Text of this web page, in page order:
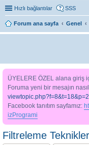
Hızlı bağlantılar SSS
Forum ana sayfa Genel
ÜYELERE ÖZEL alana giriş
Foruma yeni bir mesajın
Facebook tanıtım sayfamız:
izProgrami
Filtreleme